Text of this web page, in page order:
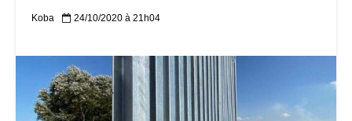
Koba 24/10/2020 à 21h04